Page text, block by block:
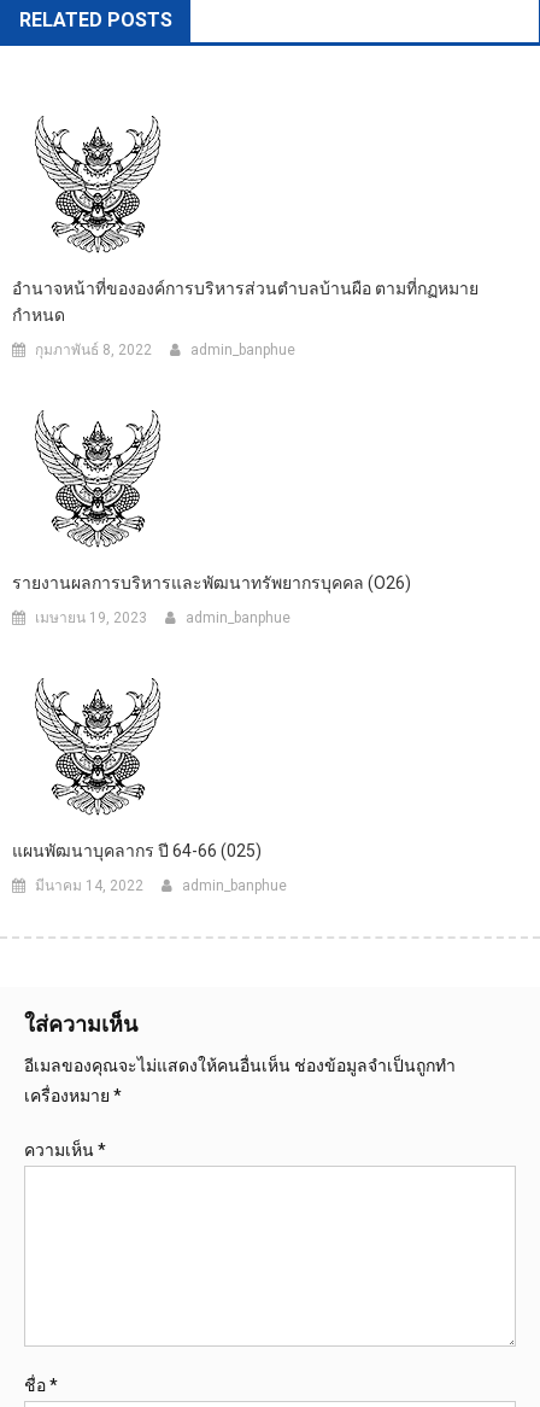
RELATED POSTS
อำนาจหน้าที่ขององค์การบริหารส่วนตำบลบ้านผือ ตามที่กฏหมาย
กำหนด
กุมภาพันธ์ 8, 2022 admin_banphue
รายงานผลการบริหารและพัฒนาทรัพยากรบุคคล (O26)
เมษายน 19, 2023 admin_banphue
แผนพัฒนาบุคลากร ปี 64-66 (025)
มีนาคม 14, 2022 admin_banphue
ใส่ความเห็น
อีเมลของคุณจะไม่แสดงให้คนอื่นเห็น ช่องข้อมูลจำเป็นถูกทำ
เครื่องหมาย *
ความเห็น*
ชื่อ*